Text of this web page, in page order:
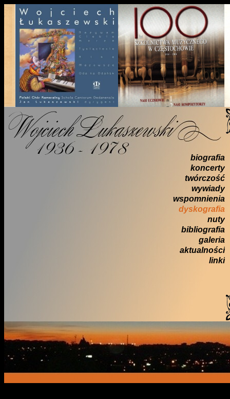
biografia
koncerty
twórczość
wywiady
wspomnienia
dyskografia
nuty
bibliografia
galeria
aktualności
linki